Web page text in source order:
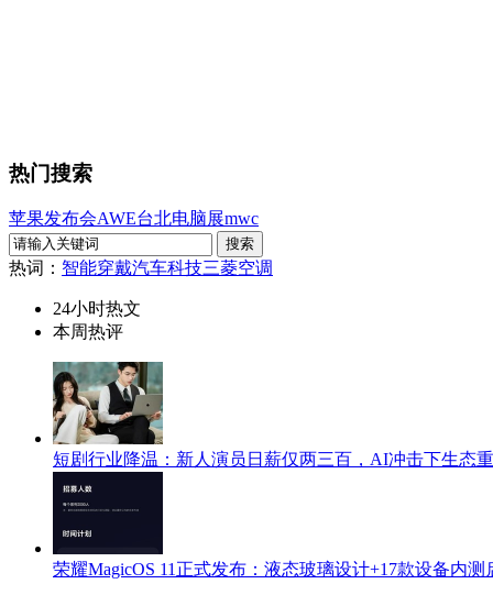
热门搜索
苹果发布会AWE台北电脑展mwc
热词： 智能穿戴汽车科技三菱空调
24小时热文
本周热评
短剧行业降温：新人演员日薪仅两三百，AI冲击下生态
荣耀MagicOS 11正式发布：液态玻璃设计+17款设备内测